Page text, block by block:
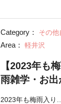
Category： その他
Area： 軽井沢
【2023年も
雨雑学・お出
2023年も梅雨入り